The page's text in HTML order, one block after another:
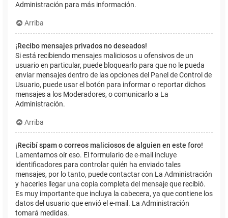
Administración para más información.
Arriba
¡Recibo mensajes privados no deseados!
Si está recibiendo mensajes maliciosos u ofensivos de un
usuario en particular, puede bloquearlo para que no le pueda
enviar mensajes dentro de las opciones del Panel de Control de
Usuario, puede usar el botón para informar o reportar dichos
mensajes a los Moderadores, o comunicarlo a La
Administración.
Arriba
¡Recibí spam o correos maliciosos de alguien en este foro!
Lamentamos oír eso. El formulario de e-mail incluye
identificadores para controlar quién ha enviado tales
mensajes, por lo tanto, puede contactar con La Administración
y hacerles llegar una copia completa del mensaje que recibió.
Es muy importante que incluya la cabecera, ya que contiene los
datos del usuario que envió el e-mail. La Administración
tomará medidas.